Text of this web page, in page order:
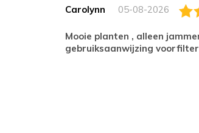
Carolynn 05-08-2026
Mooie planten , alleen jammer geen
gebruiksaanwijzing voorfilter